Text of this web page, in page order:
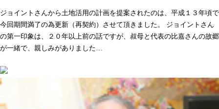
ジョイントさんから土地活用の計画を提案されたのは、平成１３年頃で
今回期間満了の為更新（再契約）させて頂きました。 ジョイントさん
の第一印象は、２０年以上前の話ですが、叔母と代表の比嘉さんの故郷
が一緒で、親しみがありました…